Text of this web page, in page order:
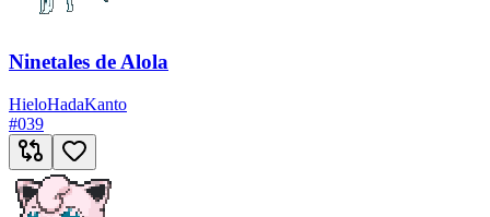
Ninetales de Alola
HieloHadaKanto
#039